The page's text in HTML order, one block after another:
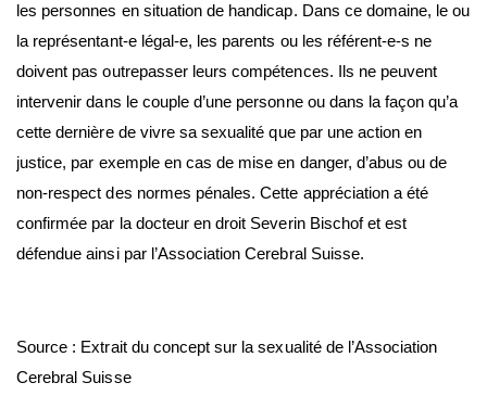
les personnes en situation de handicap. Dans ce domaine, le ou
la représentant-e légal-e, les parents ou les référent-e-s ne
doivent pas outrepasser leurs compétences. Ils ne peuvent
intervenir dans le couple d’une personne ou dans la façon qu’a
cette dernière de vivre sa sexualité que par une action en
justice, par exemple en cas de mise en danger, d’abus ou de
non-respect des normes pénales. Cette appréciation a été
confirmée par la docteur en droit Severin Bischof et est
défendue ainsi par l’Association Cerebral Suisse.
Source : Extrait du concept sur la sexualité de l’Association
Cerebral Suisse